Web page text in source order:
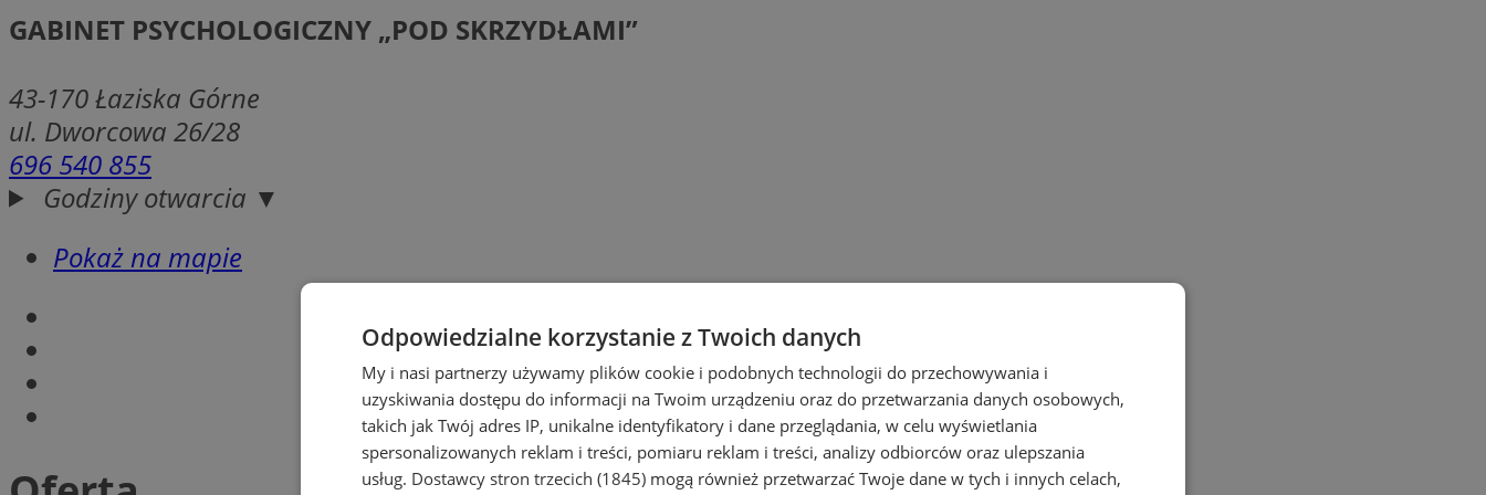
GABINET PSYCHOLOGICZNY „POD SKRZYDŁAMI”
43-170Łaziska Górne
ul. Dworcowa 26/28
696 540 855
Godziny otwarcia ▼
Pokaż na mapie
Odpowiedzialne korzystanie z Twoich danych
My i nasi partnerzy używamy plików cookie i podobnych technologii do przechowywania i
uzyskiwania dostępu do informacji na Twoim urządzeniu oraz do przetwarzania danych osobowych,
takich jak Twój adres IP, unikalne identyfikatory i dane przeglądania, w celu wyświetlania
spersonalizowanych reklam i treści, pomiaru reklam i treści, analizy odbiorców oraz ulepszania
usług. Dostawcy stron trzecich (1845) mogą również przetwarzać Twoje dane w tych i innych celach,